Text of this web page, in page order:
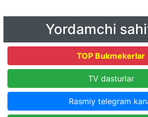
Yordamchi
TOP Bukmekerlar
TV dasturlar
Rasmiy telegram